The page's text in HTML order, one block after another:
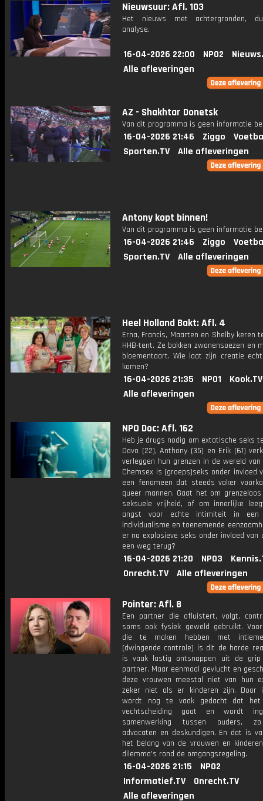
Nieuwsuur: Afl. 103
Het nieuws met achtergronden,
analyse.
16-04-2026 22:00 NPO2
Alle afleveringen
AZ - Shakhtar Donetsk
Van dit programma is geen informatie
16-04-2026 21:46 Ziggo
Sporten.TV
Alle afleveringen
Antony kopt binnen!
Van dit programma is geen informatie
16-04-2026 21:46 Ziggo
Sporten.TV
Alle afleveringen
Heel Holland Bakt: Afl. 4
Erna, Francis, Maarten en Shelby keren
HHB-tent. Ze bakken zwanensoezen en
bloementaart. Wie laat zijn creatie
komen?
16-04-2026 21:35 NPO1
Kook.TV
Alle afleveringen
NPO Doc: Afl. 162
Heb je drugs nodig om extatische seks
Davo (22), Anthony (35) en Erik (61)
verleggen hun grenzen in de wereld van
Chemsex is (groeps)seks onder invloed
een fenomeen dat steeds vaker
queer mannen. Gaat het om
seksuele vrijheid, of om innerlijke
angst voor echte intimiteit in
individualisme en toenemende
er na explosieve seks onder invloed van
een weg terug?
16-04-2026 21:20 NPO3
Onrecht.TV
Alle afleveringen
Pointer: Afl. 8
Een partner die afluistert, volgt,
soms ook fysiek geweld gebruikt.
die te maken hebben met
(dwingende controle) is dit de harde
is vaak lastig ontsnappen uit de
partner. Maar eenmaal gevlucht en
deze vrouwen meestal niet van hun
zeker niet als er kinderen zijn. Door
wordt nog te vaak gedacht dat
vechtscheiding gaat en wordt
samenwerking tussen ouders,
advocaten en deskundigen. En dat is
het belang van de vrouwen en
dilemma's rond de omgangsregeling.
16-04-2026 21:15
NPO2
Informatief.TV
Onrecht.TV
Alle afleveringen